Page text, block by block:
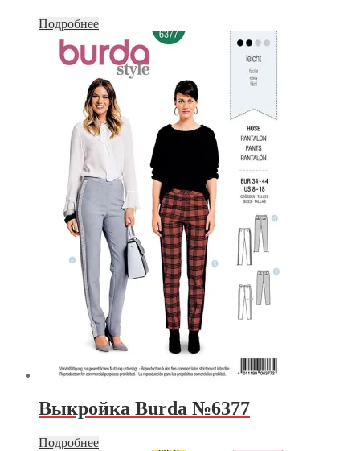
Подробнее
Выкройка Burda №6377
Подробнее